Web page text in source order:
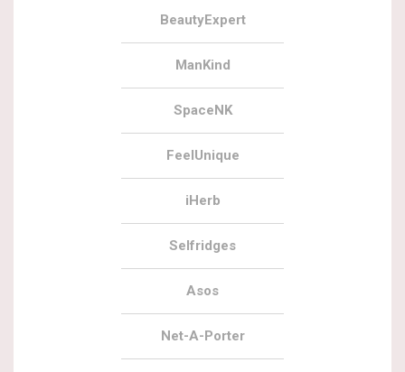
BeautyExpert
ManKind
SpaceNK
FeelUnique
iHerb
Selfridges
Asos
Net-A-Porter